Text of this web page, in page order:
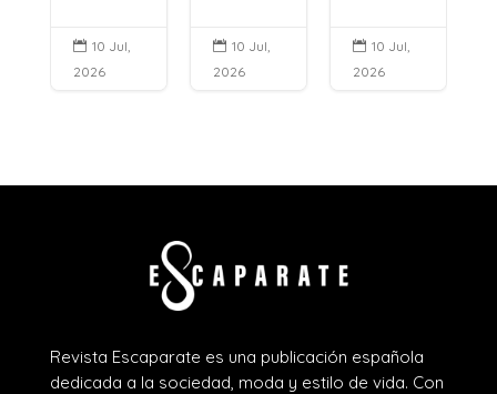
 10 Jul,
2026
 10 Jul,
2026
 10 Jul,
2026
Revista Escaparate es una publicación española
dedicada a la sociedad, moda y estilo de vida. Con